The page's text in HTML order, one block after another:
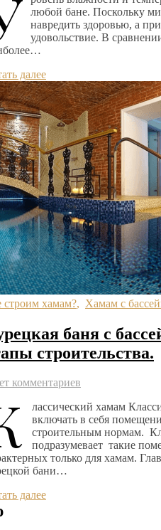
любой бане. Поскольку
навредить здоровью, а
удовольствие. В
далее
строим хамам?, Хамам с
баня с
строительства.
комментариев
лассический хамам
включать в себя
строительным нормам.
подразумевает такие
только для хамам.
бани…
далее